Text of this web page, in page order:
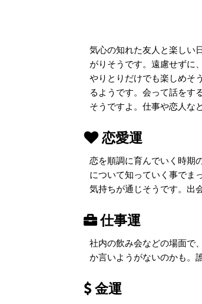
気心の知れた友人と楽しい
がりそうです。遠慮せずに
やりとりだけでも楽しめそ
るようです。会って話をす
そうですよ。仕事や恋人な
恋愛運
恋を順調に育んでいく時期
について知っていく事でま
気持ちが通じそうです。出
仕事運
社内の飲み会などの場面で
か言いようがないのかも。
金運